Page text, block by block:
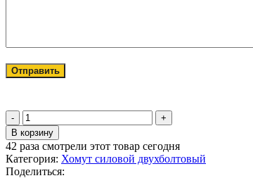
Количество
товара
Хомут
силовой
двухболтовый
шарнирный
В корзину
42 раза смотрели этот товар сегодня
Категория: Хомут силовой двухболтовый
Поделиться: